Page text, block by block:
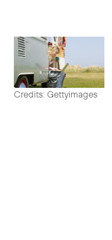
Credits: Gettyimages